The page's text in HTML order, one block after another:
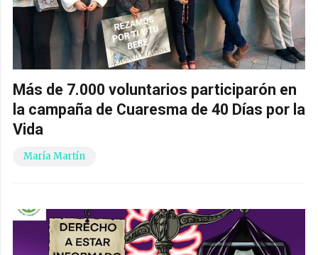
Más de 7.000 voluntarios participarón en
la campaña de Cuaresma de 40 Días por la
Vida
María Martín